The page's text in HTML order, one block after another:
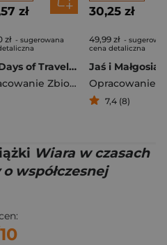
zł
zł - sugerowana
365 Days of Travel. Lonely Planet
Opracowanie Zbiorowe
30,25 zł
49,99 zł -
cena detaliczna
Jaś i Małgosia
7,4 (8)
Wiara w czasach
współczesnej